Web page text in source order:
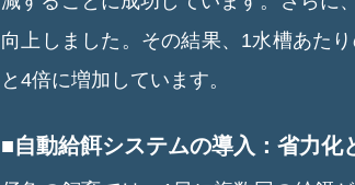
向上しました。その結果、1水槽あた
と4倍に増加しています。
■自動給餌システムの導入：省力化